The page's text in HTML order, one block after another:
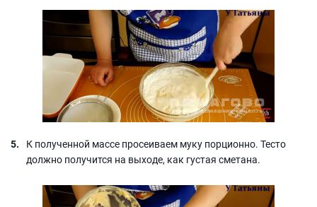
К полученной массе просеиваем муку порционно. Тесто
должно получится на выходе, как густая сметана.